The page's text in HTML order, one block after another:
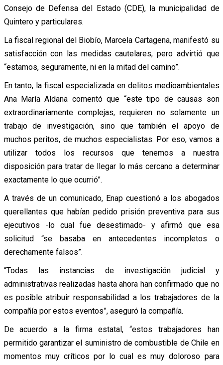
Consejo de Defensa del Estado (CDE), la municipalidad de
Quintero y particulares.
La fiscal regional del Biobío, Marcela Cartagena, manifestó su
satisfacción con las medidas cautelares, pero advirtió que
“estamos, seguramente, ni en la mitad del camino”.
En tanto, la fiscal especializada en delitos medioambientales
Ana María Aldana comentó que “este tipo de causas son
extraordinariamente complejas, requieren no solamente un
trabajo de investigación, sino que también el apoyo de
muchos peritos, de muchos especialistas. Por eso, vamos a
utilizar todos los recursos que tenemos a nuestra
disposición para tratar de llegar lo más cercano a determinar
exactamente lo que ocurrió”.
A través de un comunicado, Enap cuestionó a los abogados
querellantes que habían pedido prisión preventiva para sus
ejecutivos -lo cual fue desestimado- y afirmó que esa
solicitud “se basaba en antecedentes incompletos o
derechamente falsos”.
“Todas las instancias de investigación judicial y
administrativas realizadas hasta ahora han confirmado que no
es posible atribuir responsabilidad a los trabajadores de la
compañía por estos eventos”, aseguró la compañía.
De acuerdo a la firma estatal, “estos trabajadores han
permitido garantizar el suministro de combustible de Chile en
momentos muy críticos por lo cual es muy doloroso para